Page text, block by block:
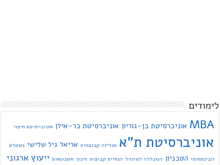
לימודים
MBA אוניברסיטת בן-גוריון אוניברסיטת בר-אילן אוניברסיטת חיפה
אוניברסיטת ת"א אנליזה קבוצתית אריאל גיל שלישי גשטלט
הבינתחומי הטכניון המכללה למינהל הנחיית קבוצות חינוך חשבונאות ייעוץ ארגוני